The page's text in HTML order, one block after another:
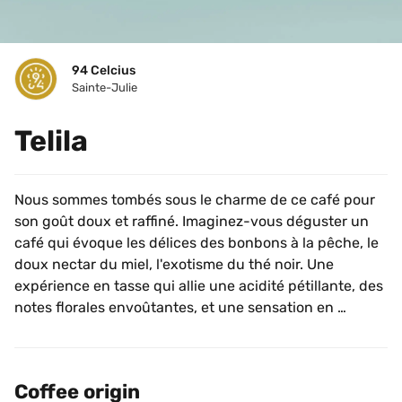
94 Celcius
Sainte-Julie
Telila
Nous sommes tombés sous le charme de ce café pour
son goût doux et raffiné. Imaginez-vous déguster un
café qui évoque les délices des bonbons à la pêche, le
doux nectar du miel, l'exotisme du thé noir. Une
expérience en tasse qui allie une acidité pétillante, des
notes florales envoûtantes, et une sensation en
son statut d'exception dans l'industrie du café de
Coffee origin